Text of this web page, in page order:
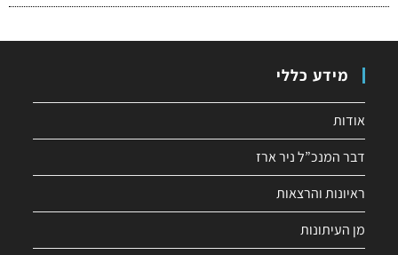
מידע כללי
אודות
דבר המנכ”ל ניר ארז
ראיונות והרצאות
מן העיתונות